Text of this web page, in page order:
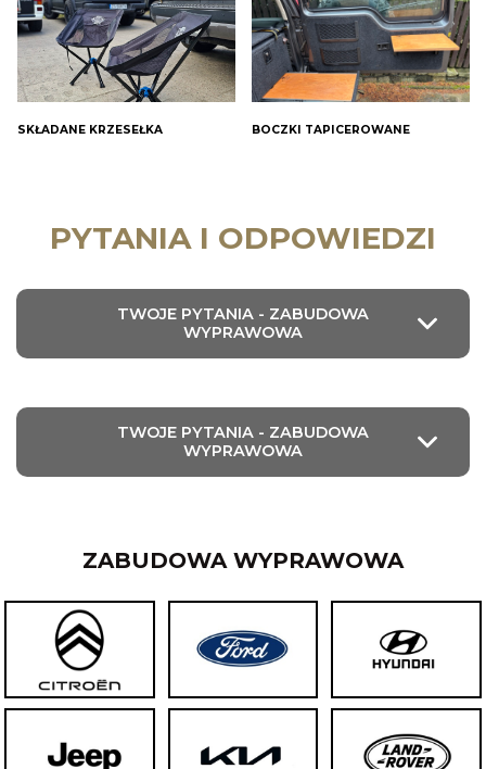
SKŁADANE KRZESEŁKA BOCZKI TAPICEROWANE
PYTANIA I ODPOWIEDZI
TWOJE PYTANIA - ZABUDOWA
WYPRAWOWA
TWOJE PYTANIA - ZABUDOWA
WYPRAWOWA
ZABUDOWA WYPRAWOWA